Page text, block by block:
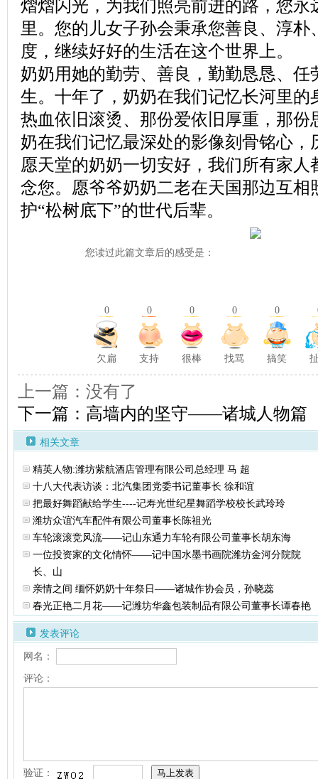
熠熠闪光，为我们照亮前进的路，您永
里。您的儿女子孙会秉承您善良、淳朴
度，继续好好的生活在这个世界上。
奶奶用她的勤劳、善良，勤勤恳恳、任
生。十年了，奶奶在我们记忆长河里的
热血依旧滚烫、那份爱依旧厚重，那份
奶在我们记忆最深处的影像刻骨铭心，
愿天堂的奶奶一切安好，我们所有家
念您。愿爷爷奶奶二老在天国那边互相
护“松树底下”的世代后辈。
您读过此篇文章后的感受是：
0 0 0 0 0
欠扁 支持 很棒 找骂 搞笑
上一篇：没有了
下一篇：高墙内的坚守——诸城人物篇
相关文章
精英人物:潍坊紫航酒店管理有限公司总经理 马 超
十八大代表访谈：北汽集团党委书记董事长 徐和谊
把最好舞蹈献给学生----记寿光世纪星舞蹈学校校长武玲玲
潍坊众谊汽车配件有限公司董事长陈祖光
车轮滚滚竞风流——记山东通力车轮有限公司董事长胡东海
一位投资家的文化情怀——记中国水墨书画院潍坊金河分院院
长、山
亲情之间 缅怀奶奶十年祭日——诸城作协会员，孙晓蕊
春光正艳二月花——记潍坊华鑫包装制品有限公司董事长谭春艳
发表评论
网名：
评论：
验证：